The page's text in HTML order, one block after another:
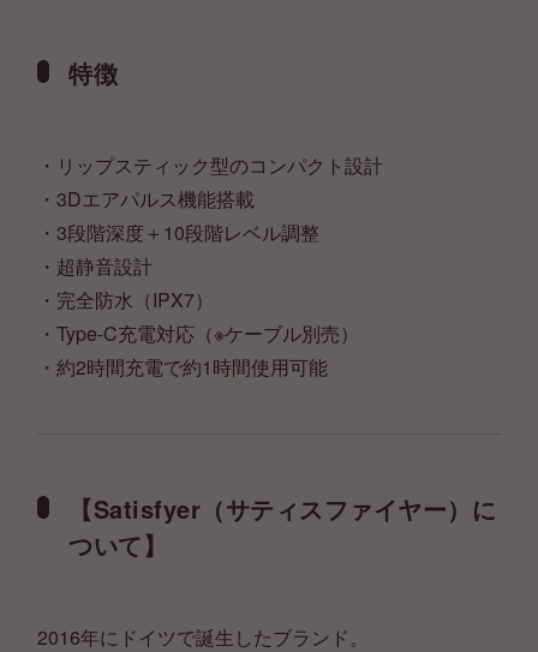
特徴
・リップスティック型のコンパクト設計
・3Dエアパルス機能搭載
・3段階深度＋10段階レベル調整
・超静音設計
・完全防水（IPX7）
・Type-C充電対応（※ケーブル別売）
・約2時間充電で約1時間使用可能
【Satisfyer（サティスファイヤー）に
ついて】
2016年にドイツで誕生したブランド。